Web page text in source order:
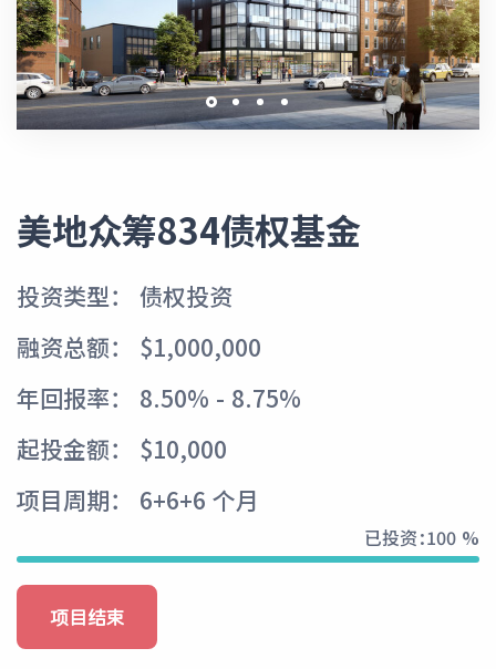
美地众筹834债权基金
投资类型： 债权投资
融资总额： $1,000,000
年回报率： 8.50% - 8.75%
起投金额： $10,000
项目周期： 6+6+6 个月
已投资：100 %
项目结束